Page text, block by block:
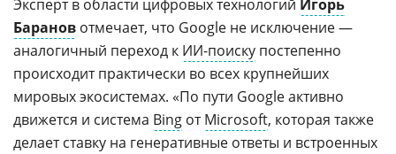
Эксперт в области цифровых технологий Игорь
Баранов отмечает, что Google не исключение —
аналогичный переход к ИИ-поиску постепенно
происходит практически во всех крупнейших
мировых экосистемах. «По пути Google активно
движется и система Bing отMicrosoft, которая также
делает ставку на генеративные ответы и встроенных